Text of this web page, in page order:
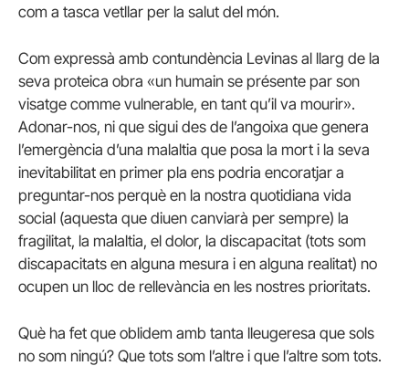
com a tasca vetllar per la salut del món.
Com expressà amb contundència Levinas al llarg de la
seva proteica obra «un humain se présente par son
visatge comme vulnerable, en tant qu’il va mourir».
Adonar-nos, ni que sigui des de l’angoixa que genera
l’emergència d’una malaltia que posa la mort i la seva
inevitabilitat en primer pla ens podria encoratjar a
preguntar-nos perquè en la nostra quotidiana vida
social (aquesta que diuen canviarà per sempre) la
fragilitat, la malaltia, el dolor, la discapacitat (tots som
discapacitats en alguna mesura i en alguna realitat) no
ocupen un lloc de rellevància en les nostres prioritats.
Què ha fet que oblidem amb tanta lleugeresa que sols
no som ningú? Que tots som l’altre i que l’altre som tots.